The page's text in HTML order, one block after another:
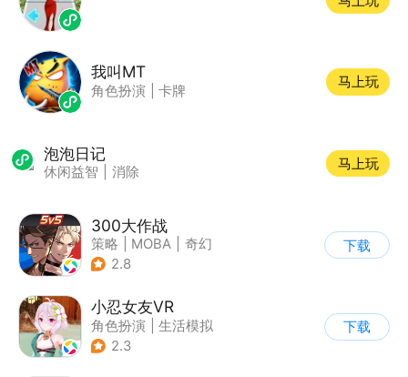
我叫MT
角色扮演 卡牌
马上玩
泡泡日记
休闲益智 消除
马上玩
300大作战
策略 MOBA
奇幻
| 5v5
2.8
下载
小忍女友VR
角色扮演
生活模拟
| 恋爱
2.3
下载